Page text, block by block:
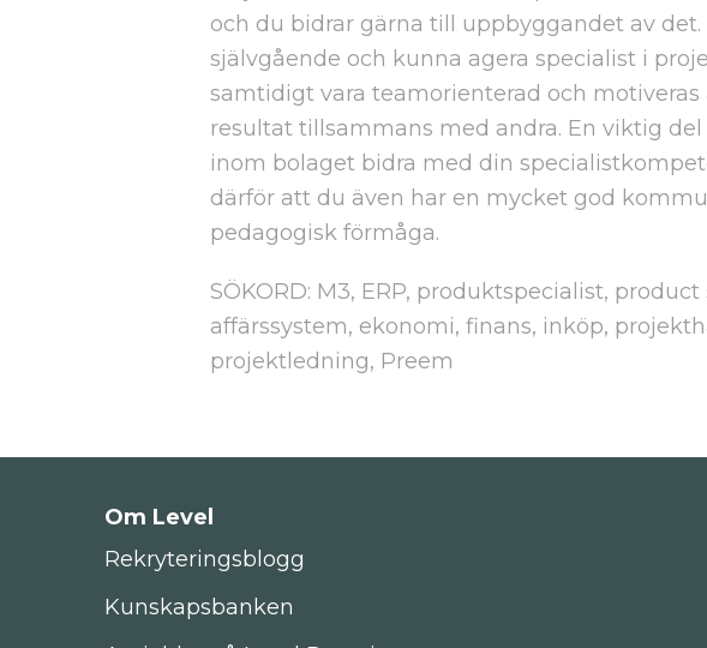
och du bidrar gärna till uppbyggandet av det.
självgående och kunna agera specialist i
samtidigt vara teamorienterad och motiveras
resultat tillsammans med andra. En viktig
inom bolaget bidra med din
därför att du även har en mycket god
pedagogisk förmåga.
SÖKORD: M3, ERP, produktspecialist, product
affärssystem, ekonomi, finans, inköp,
projektledning, Preem
Om Level
Rekryteringsblogg
Kunskapsbanken